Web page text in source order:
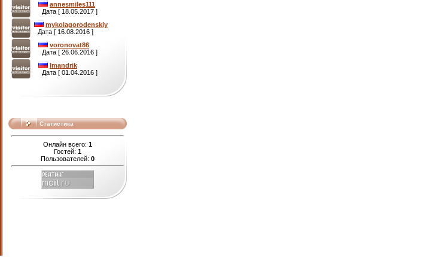
annesmiles111
Дата [ 18.05.2017 ]
mykolagorodenskiy
Дата [ 16.08.2016 ]
voronovat86
Дата [ 26.06.2016 ]
lmandrik
Дата [ 01.04.2016 ]
Статистика
Онлайн всего: 1
Гостей: 1
Пользователей: 0